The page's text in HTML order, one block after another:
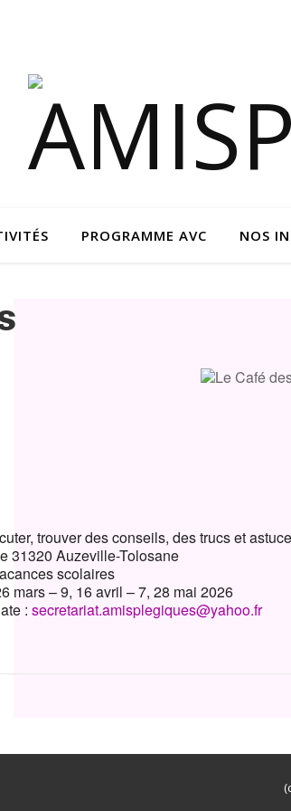
PROGRAMME AVC NOS
trouver des conseils, des trucs et
31320 Auzeville-Tolosane
scolaires
mars – 9, 16 avril – 7, 28 mai 2026
: secretariat.amisplegiques@yahoo.fr